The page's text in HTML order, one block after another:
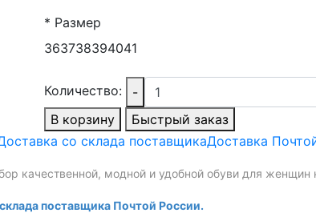
* Размер
363738394041
Количество: -
В корзину
Быстрый заказ
со склада поставщикаДоставка
качественной, модной и удобной обуви для женщин
поставщика Почтой России.